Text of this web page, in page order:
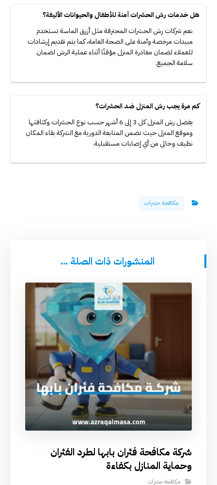
هل خدمات رش الحشرات آمنة للأطفال والحيوانات الأليفة؟
نعم شركات رش الحشرات المحترفة مثل أزرق الماسة تستخدم
مبيدات مرخصة وآمنة على الصحة العامة، كما يتم تقديم إرشادات
للعملاء لضمان مغادرة المنزل مؤقتًا أثناء عملية الرش لضمان
سلامة الجميع.
كم مرة يجب رش المنزل ضد الحشرات؟
يفضل رش المنزل كل 3 إلى 6 أشهر حسب نوع الحشرات وكثافتها
وموقع المنزل حيث تضمن المتابعة الدورية مع الشركة بقاء المكان
نظيف وخالي من أي إصابات مستقبلية.
مكافحة حشرات
المنشورات ذات الصلة ...
شركة مكافحة فئران بابها لطرد الفئران
وحماية المنازل بكفاءة
مكافحة حشرات